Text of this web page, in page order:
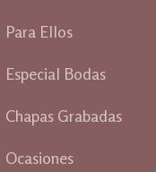
Para Ellos
Especial Bodas
Chapas Grabadas
Ocasiones